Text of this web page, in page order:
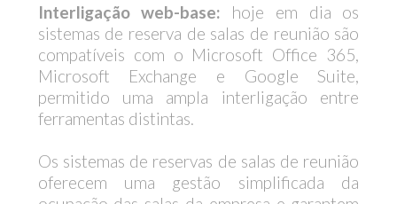
Interligação web-base: hoje em dia os
sistemas de reserva de salas de reunião são
compatíveis com o Microsoft Office 365,
Microsoft Exchange e Google Suite,
permitido uma ampla interligação entre
ferramentas distintas.
Os sistemas de reservas de salas de reunião
oferecem uma gestão simplificada da